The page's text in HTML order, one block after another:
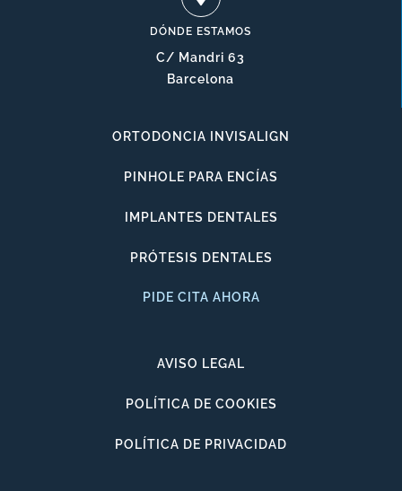
DÓNDE ESTAMOS
C/ Mandri 63
Barcelona
ORTODONCIA INVISALIGN
PINHOLE PARA ENCÍAS
IMPLANTES DENTALES
PRÓTESIS DENTALES
PIDE CITA AHORA
AVISO LEGAL
POLÍTICA DE COOKIES
POLÍTICA DE PRIVACIDAD